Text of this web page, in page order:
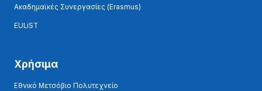
Ακαδημαϊκές Συνεργασίες (Erasmus)
EULiST
Χρήσιμα
Εθνικό Μετσόβιο Πολυτεχνείο